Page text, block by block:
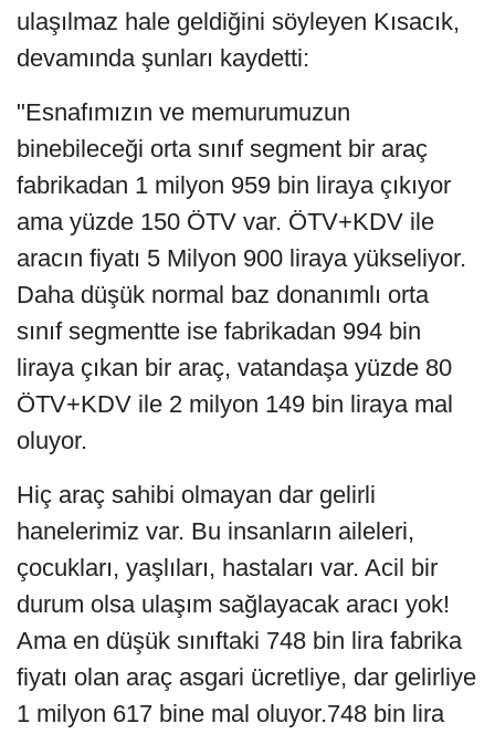
ulaşılmaz hale geldiğini söyleyen Kısacık,
devamında şunları kaydetti:
"Esnafımızın ve memurumuzun
binebileceği orta sınıf segment bir araç
fabrikadan 1 milyon 959 bin liraya çıkıyor
ama yüzde 150 ÖTV var. ÖTV+KDV ile
aracın fiyatı 5 Milyon 900 liraya yükseliyor.
Daha düşük normal baz donanımlı orta
sınıf segmentte ise fabrikadan 994 bin
liraya çıkan bir araç, vatandaşa yüzde 80
ÖTV+KDV ile 2 milyon 149 bin liraya mal
oluyor.
Hiç araç sahibi olmayan dar gelirli
hanelerimiz var. Bu insanların aileleri,
çocukları, yaşlıları, hastaları var. Acil bir
durum olsa ulaşım sağlayacak aracı yok!
Ama en düşük sınıftaki 748 bin lira fabrika
fiyatı olan araç asgari ücretliye, dar gelirliye
1 milyon 617 bine mal oluyor.748 bin lira